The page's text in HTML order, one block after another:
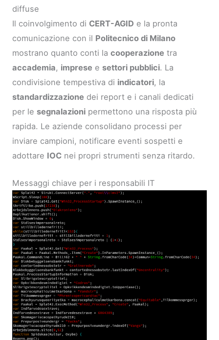
diffuse
Il coinvolgimento di CERT-AGID e la pronta
comunicazione con il Politecnico di Milano
mostrano quanto conti lacooperazione tra
accademia, imprese e settori pubblici. La
condivisione tempestiva di indicatori, la
standardizzazione dei report e i canali dedicati
per le segnalazioni permettono una risposta più
rapida. Le aziende consolidano processi per
inviare campioni, notificare eventi sospetti e
adottare IOC nei propri strumenti senza ritardo.
Messaggi chiave per i responsabili IT